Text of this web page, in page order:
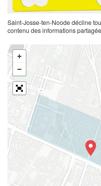
Saint-Josse-ten-Noode décline
contenu des informations